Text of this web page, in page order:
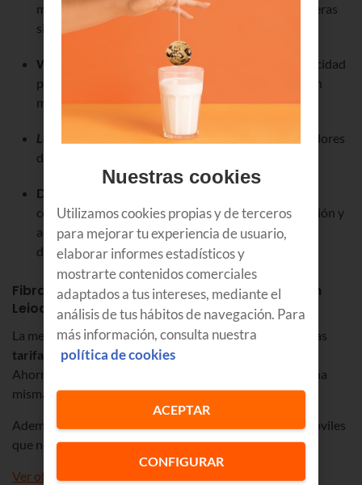
mercado, así que navega cuánto y desde dónde quieras
sin preocuparte por la seguridad.
Wifi 6 universal
: Más cobertura WiFi y mayor velocidad
porque selecciona de forma inteligente la banda con
mejor calidad en cada momento.
Lag-free
: Nos hemos conectado a los mejores servidores
de
Deco 4K
convertir tu tele en una Smart TVde última generación y
acceder a las mejores plataformas de vídeo bajo
demanda, como Netflix o Prime Video.
Fibra y móvil, la combinación que necesitas en
Leioa
La mejor compañía para nuestra fibra ultrarrápida son las
tarifas de móvil con gigas ilimitados
Ahorrarás a final de mes y lo tendrás todo reunido en una
misma factura.
Además, puedes adaptar la oferta al número de línea móviles
que necesites.
Ver ofertas de fibra + móvil en Leioa
Nuestras cookies
Utilizamos cookies propias y de terceros
para mejorar tu experiencia de usuario,
elaborar informes estadísticos y
mostrarte contenidos comerciales
adaptados a tus intereses, mediante el
análisis de tus hábitos de navegación. Para
más información, consulta nuestra
política de cookies
CONFIGURAR
ACEPTAR